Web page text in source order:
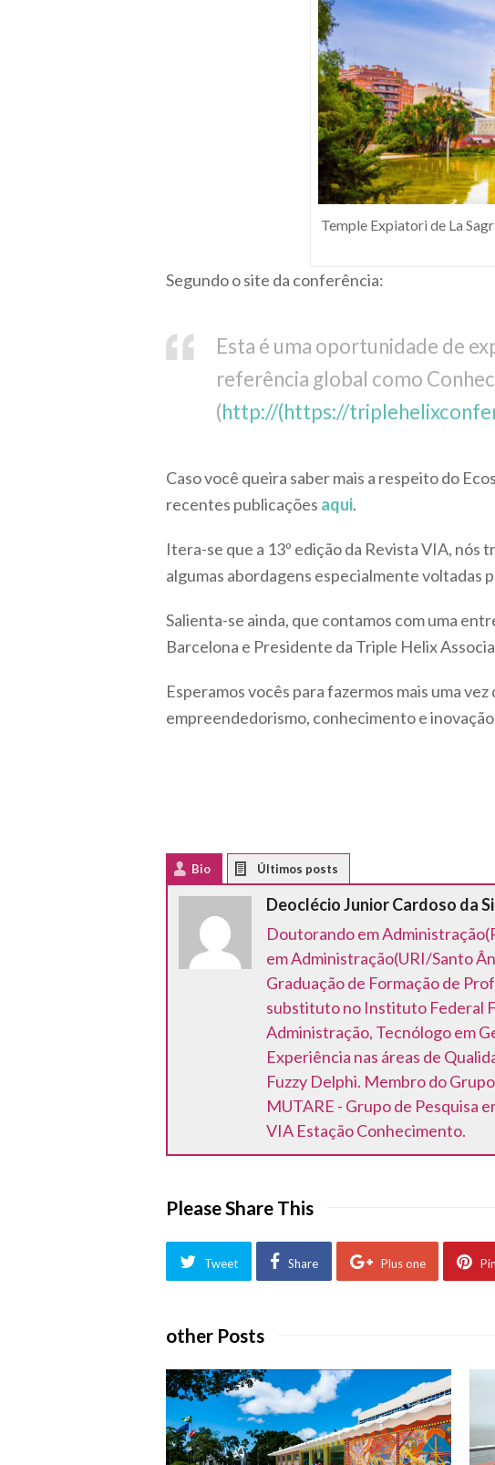
Temple Expiatori de La
Segundo o site da conferência:
Esta é uma oportunidade de
referência global como
(http://(https://
Caso você queira saber mais a respeito do
recentes publicações aqui.
Itera-se que a 13º edição da Revista VIA,
algumas abordagens especialmente voltadas
Salienta-se ainda, que contamos com uma
Barcelona e Presidente da Triple Helix
Esperamos vocês para fazermos mais uma
empreendedorismo, conhecimento e
Bio
Deoclécio Junior Cardoso da
Doutorando em
em Administração(URI/Santo
Graduação de Formação de
substituto no Instituto Federal
Administração, Tecnólogo em
Experiência nas áreas de
Fuzzy Delphi. Membro do
MUTARE - Grupo de Pesquisa
VIA Estação Conhecimento.
Please Share This
Tweet Share Plus one
other Posts